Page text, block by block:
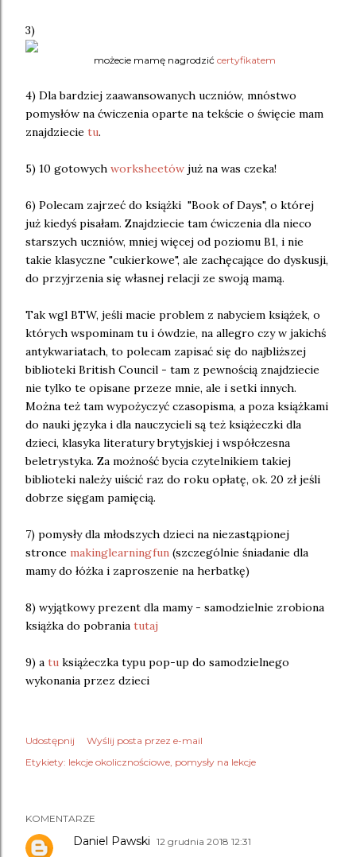
3)
możecie mamę nagrodzić certyfikatem
4) Dla bardziej zaawansowanych uczniów, mnóstwo
pomysłów na ćwiczenia oparte na tekście o święcie mam
znajdziecie tu.
5) 10 gotowych worksheetów już na was czeka!
6) Polecam zajrzeć do książki "Book of Days", o której
już kiedyś pisałam. Znajdziecie tam ćwiczenia dla nieco
starszych uczniów, mniej więcej od poziomu B1, i nie
takie klasyczne "cukierkowe", ale zachęcające do dyskusji,
do przyjrzenia się własnej relacji ze swoją mamą.
Tak wgl BTW, jeśli macie problem z nabyciem książek, o
których wspominam tu i ówdzie, na allegro czy w jakichś
antykwariatach, to polecam zapisać się do najbliższej
biblioteki British Council - tam z pewnością znajdziecie
nie tylko te opisane przeze mnie, ale i setki innych.
Można też tam wypożyczyć czasopisma, a poza książkami
do nauki języka i dla nauczycieli są też książeczki dla
dzieci, klasyka literatury brytyjskiej i współczesna
beletrystyka. Za możność bycia czytelnikiem takiej
biblioteki należy uiścić raz do roku opłatę, ok. 20 zł jeśli
dobrze sięgam pamięcią.
7) pomysły dla młodszych dzieci na niezastąpionej
stronce makinglearningfun (szczególnie śniadanie dla
mamy do łóżka i zaproszenie na herbatkę)
8) wyjątkowy prezent dla mamy - samodzielnie zrobiona
książka do pobrania tutaj
9) a tu książeczka typu pop-up do samodzielnego
wykonania przez dzieci
Udostępnij
Wyślij posta przez e-mail
Etykiety: lekcje okolicznościowe pomysły na lekcje
KOMENTARZE
Daniel Pawski 12 grudnia 2018 12:31